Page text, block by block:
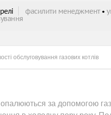
фасилити менеджмент•
обслуговування газових котлів
опалюються за допомогою